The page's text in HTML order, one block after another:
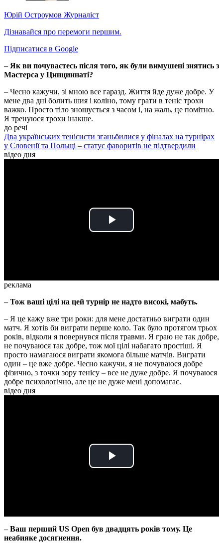
Юрій Остроумов Журналіст
Дізнавайся про перемоги першим.
Підписатися в Google
– Як ви почуваєтесь після того, як були вимушені знятись з
Мастерса у Цинциннаті?
– Чесно кажучи, зі мною все гаразд. Життя йде дуже добре. У
мене два дні болить шия і коліно, тому грати в теніс трохи
важко. Просто тіло зношується з часом і, на жаль, це помітно.
Я тренуюся трохи інакше.
до речі
Два українських тенісисти зганьбилися у фіналах на турнірах
у Словенії та Польщі – статус фаворитів не підтвердили
відео дня
Play
реклама
– Тож ваші цілі на цей турнір не надто високі, мабуть.
– Я це кажу вже три роки: для мене достатньо виграти один
матч. Я хотів би виграти перше коло. Так було протягом трьох
років, відколи я повернувся після травми. Я граю не так добре,
не почуваюся так добре, тож мої цілі набагато простіші. Я
просто намагаюся виграти якомога більше матчів. Виграти
один – це вже добре. Чесно кажучи, я не почуваюся добре
фізично, з точки зору тенісу – все не дуже добре. Я почуваюся
добре психологічно, але це не дуже мені допомагає.
відео дня
Play
– Ваш перший US Open був двадцять років тому. Це
неабияке досягнення.